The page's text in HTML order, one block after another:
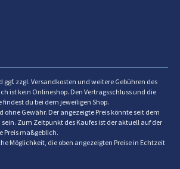
ggf. zzgl. Versandkosten und weitere Gebühren des
ist kein Onlineshop. Den Vertragsschluss und die
du bei dem jeweiligen Shop.
ohne Gewähr. Der angezeigte Preis könnte seit dem
Zum Zeitpunkt des Kaufes ist der aktuell auf der
Preis maßgeblich.
Möglichkeit, die oben angezeigten Preise in Echtzeit